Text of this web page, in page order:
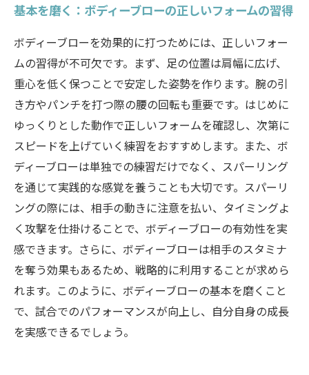
基本を磨く：ボディーブローの正しいフォームの習得
ボディーブローを効果的に打つためには、正しいフォー
ムの習得が不可欠です。まず、足の位置は肩幅に広げ、
重心を低く保つことで安定した姿勢を作ります。腕の引
き方やパンチを打つ際の腰の回転も重要です。はじめに
ゆっくりとした動作で正しいフォームを確認し、次第に
スピードを上げていく練習をおすすめします。また、ボ
ディーブローは単独での練習だけでなく、スパーリング
を通じて実践的な感覚を養うことも大切です。スパーリ
ングの際には、相手の動きに注意を払い、タイミングよ
く攻撃を仕掛けることで、ボディーブローの有効性を実
感できます。さらに、ボディーブローは相手のスタミナ
を奪う効果もあるため、戦略的に利用することが求めら
れます。このように、ボディーブローの基本を磨くこと
で、試合でのパフォーマンスが向上し、自分自身の成長
を実感できるでしょう。